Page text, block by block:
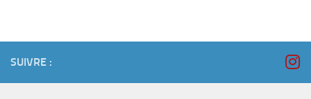
SUIVRE :